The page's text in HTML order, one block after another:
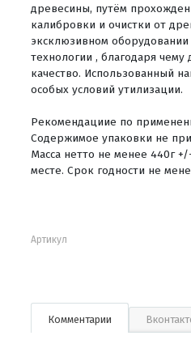
древесины, путём
калибровки и очистки от
эксклюзивном
технологии , благодаря чему
качество. Использованный
особых условий утилизации.
Рекомендациие по
Содержимое упаковки не
Масса нетто не менее 440г
месте. Срок годности не
Артикул
Комментарии